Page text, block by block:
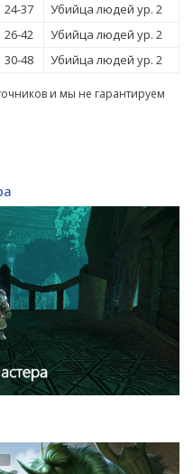
24-37
Убийца людей ур. 2
26-42
Убийца людей ур. 2
30-48 Убийца людей ур. 2
и мы не гарантируем